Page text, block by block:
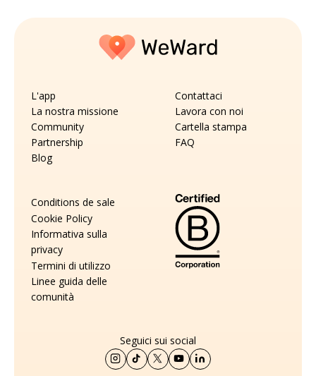
L'app
La nostra missione
Community
Partnership
Blog
Contattaci
Lavora con noi
Cartella stampa
FAQ
Conditions de sale
Cookie Policy
Informativa sulla
privacy
Termini di utilizzo
Linee guida delle
comunità
Seguici sui social